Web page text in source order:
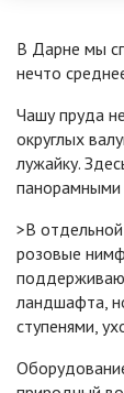
В Дарне мы
нечто
Чашу пруда
округлых
лужайку.
панорамными
>В
розовые
ландшафта,
ступенями,